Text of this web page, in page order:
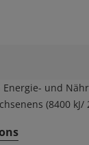
und
(8400 kJ/